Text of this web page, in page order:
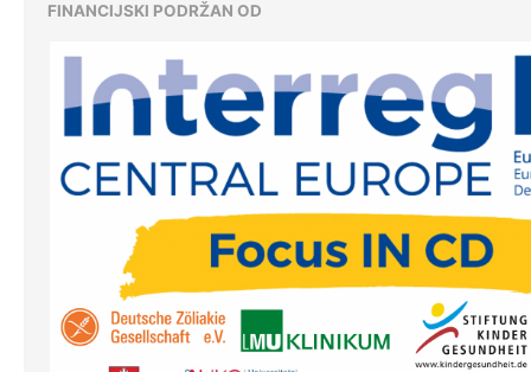
FINANCIJSKI PODRŽAN OD